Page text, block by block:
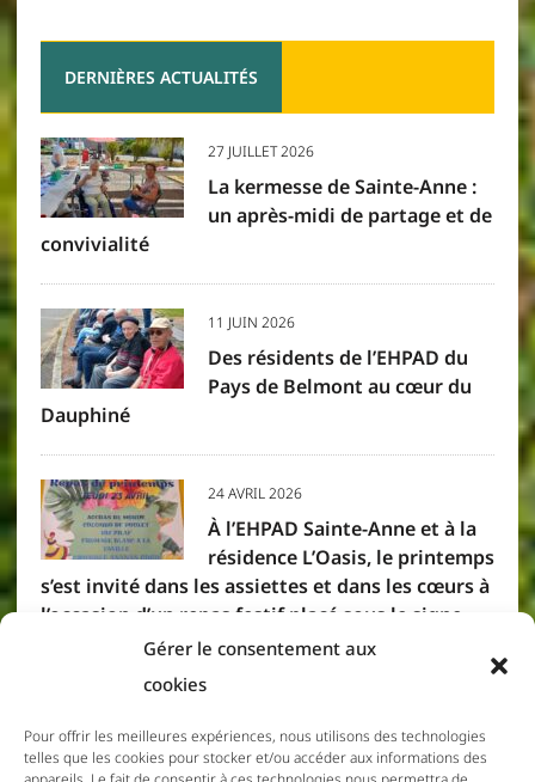
Gérer le consentement aux
cookies
Pour offrir les meilleures expériences, nous utilisons des technologies
telles que les cookies pour stocker et/ou accéder aux informations des
DERNIÈRES ACTUALITÉS
27 JUILLET 2026
La kermesse de Sainte-Anne :
un après-midi de partage et de
convivialité
11 JUIN 2026
Des résidents de l’EHPAD du
Pays de Belmont au cœur du
Dauphiné
24 AVRIL 2026
À l’EHPAD Sainte-Anne et à la
résidence L’Oasis, le printemps
s’est invité dans les assiettes et dans les cœurs à
l’occasion d’un repas festif placé sous le signe
des saveurs créoles. Résidents et membres du
personnel se sont réunis pour partager un
moment convivial, où la gourmandise et la
bonne humeur étaient à l’honneur.